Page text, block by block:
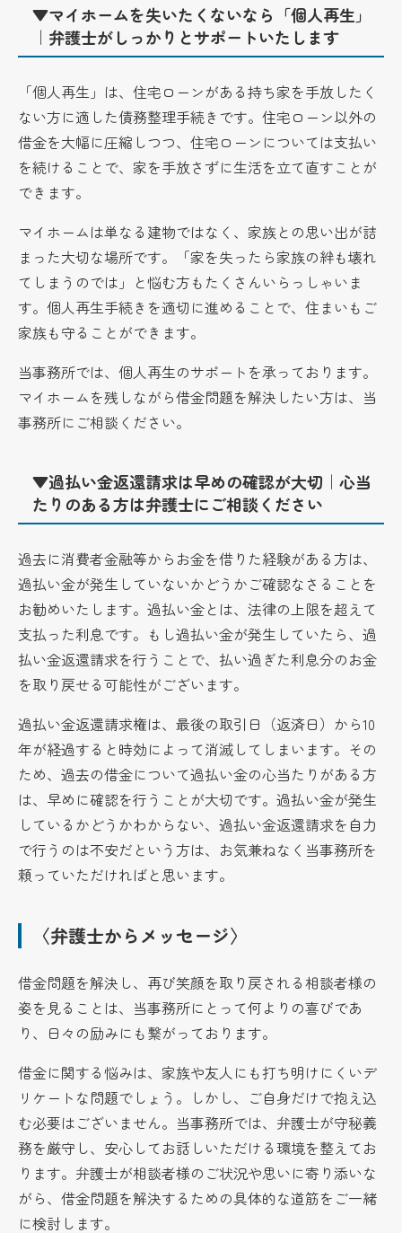
▼マイホームを失いたくないなら「個人再生」
｜弁護士がしっかりとサポートいたします
「個人再生」は、住宅ローンがある持ち家を手放したく
ない方に適した債務整理手続きです。住宅ローン以外の
借金を大幅に圧縮しつつ、住宅ローンについては支払い
を続けることで、家を手放さずに生活を立て直すことが
できます。
マイホームは単なる建物ではなく、家族との思い出が詰
まった大切な場所です。「家を失ったら家族の絆も壊れ
てしまうのでは」と悩む方もたくさんいらっしゃいま
す。個人再生手続きを適切に進めることで、住まいもご
家族も守ることができます。
当事務所では、個人再生のサポートを承っております。
マイホームを残しながら借金問題を解決したい方は、当
事務所にご相談ください。
▼過払い金返還請求は早めの確認が大切｜心当
たりのある方は弁護士にご相談ください
過去に消費者金融等からお金を借りた経験がある方は、
過払い金が発生していないかどうかご確認なさることを
お勧めいたします。過払い金とは、法律の上限を超えて
支払った利息です。もし過払い金が発生していたら、過
払い金返還請求を行うことで、払い過ぎた利息分のお金
を取り戻せる可能性がございます。
過払い金返還請求権は、最後の取引日（返済日）から10
年が経過すると時効によって消滅してしまいます。その
ため、過去の借金について過払い金の心当たりがある方
は、早めに確認を行うことが大切です。過払い金が発生
しているかどうかわからない、過払い金返還請求を自力
で行うのは不安だという方は、お気兼ねなく当事務所を
頼っていただければと思います。
〈弁護士からメッセージ〉
借金問題を解決し、再び笑顔を取り戻される相談者様の
姿を見ることは、当事務所にとって何よりの喜びであ
り、日々の励みにも繋がっております。
借金に関する悩みは、家族や友人にも打ち明けにくいデ
リケートな問題でしょう。しかし、ご自身だけで抱え込
む必要はございません。当事務所では、弁護士が守秘義
務を厳守し、安心してお話しいただける環境を整えてお
ります。弁護士が相談者様のご状況や思いに寄り添いな
がら、借金問題を解決するための具体的な道筋をご一緒
に検討します。